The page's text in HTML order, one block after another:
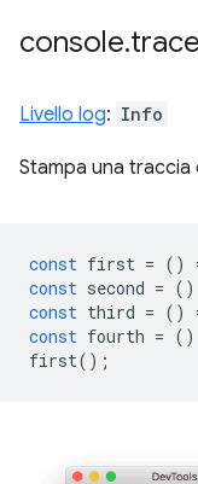
console.
Livello log: Info
Stampa una traccia
const first = ()
const second = ()
const third = ()
const fourth = ()
first();